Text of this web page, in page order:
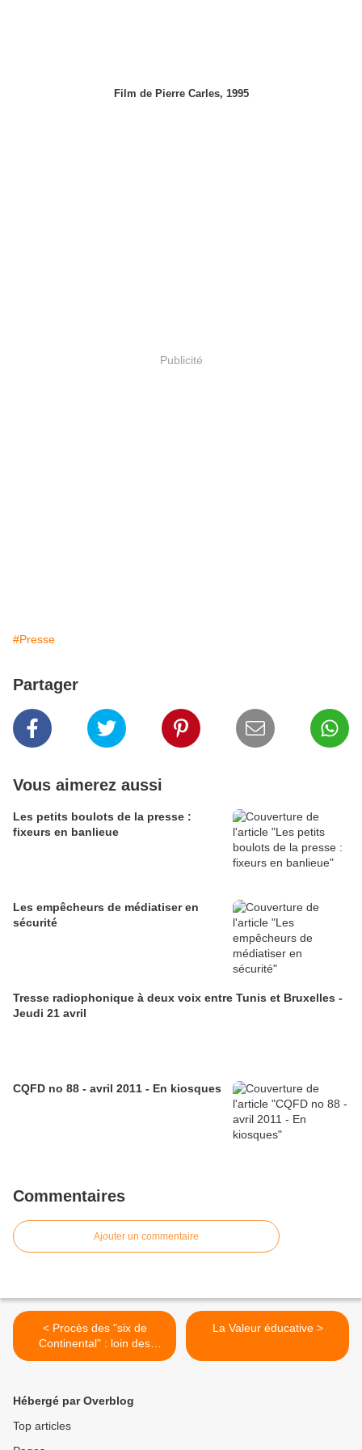
Film de Pierre Carles, 1995
Publicité
#Presse
Partager
Vous aimerez aussi
Les petits boulots de la presse :
fixeurs en banlieue
Les empêcheurs de médiatiser en
sécurité
Tresse radiophonique à deux voix entre Tunis et Bruxelles -
Jeudi 21 avril
CQFD no 88 - avril 2011 - En kiosques
Commentaires
Ajouter un commentaire
< Procès des "six de
Continental" : loin des
centrales syndicales, au
La Valeur éducative >
Hébergé par Overblog
Top articles